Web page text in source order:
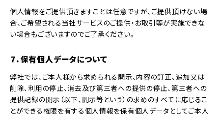
個人情報をご提供頂きますことは任意ですが、ご提供頂けない場
合、ご希望される当社サービスのご提供・お取引等が実施できな
い場合もございますのでご了承ください。
７．保有個人データについて
弊社では、ご本人様から求められる開示、内容の訂正、追加又は
削除、利用の停止、消去及び第三者への提供の停止、第三者への
提供記録の開示（以下、開示等という）の求めのすべてに応じるこ
とができる権限を有する個人情報を保有個人データとしてご本人